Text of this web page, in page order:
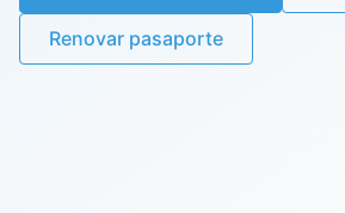
Renovar pasaporte